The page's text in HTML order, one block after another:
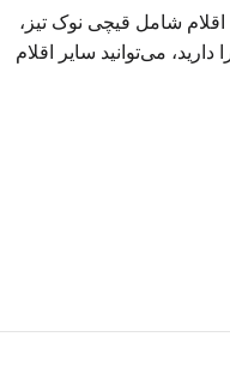
دامپزشکی و… است. ست تشریح که می‌بینید دارای ۱۳ ابزار جراحی است . این اقلام شامل قیچی نوک تیز،
دارید، می‌توانید سایر اقلام